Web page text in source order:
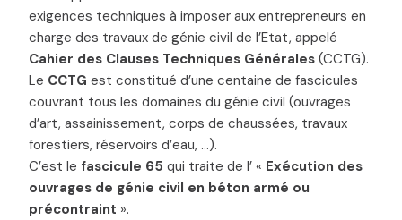
exigences techniques à imposer aux entrepreneurs en
charge des travaux de génie civil de l’Etat, appelé
Cahier des Clauses Techniques Générales (CCTG).
Le CCTG est constitué d’une centaine de fascicules
couvrant tous les domaines du génie civil (ouvrages
d’art, assainissement, corps de chaussées, travaux
forestiers, réservoirs d’eau, …).
C’est le fascicule 65 qui traite de l’ « Exécution des
ouvrages de génie civil en béton armé ou
précontraint ».